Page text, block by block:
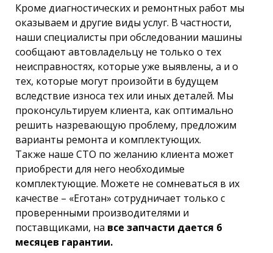
Кроме диагностических и ремонтных работ мы
оказываем и другие виды услуг. В частности,
наши специалисты при обследовании машины
сообщают автовладельцу не только о тех
неисправностях, которые уже выявлены, а и о
тех, которые могут произойти в будущем
вследствие износа тех или иных деталей. Мы
проконсультируем клиента, как оптимально
решить назревающую проблему, предложим
варианты ремонта и комплектующих.
Также наше СТО по желанию клиента может
приобрести для него необходимые
комплектующие. Можете не сомневаться в их
качестве – «Еготан» сотрудничает только с
проверенными производителями и
поставщиками, на все запчасти дается 6
месяцев гарантии.